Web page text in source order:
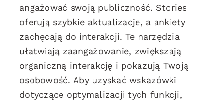
angażować swoją publiczność. Stories
oferują szybkie aktualizacje, a ankiety
zachęcają do interakcji. Te narzędzia
ułatwiają zaangażowanie, zwiększają
organiczną interakcję i pokazują Twoją
osobowość. Aby uzyskać wskazówki
dotyczące optymalizacji tych funkcji,